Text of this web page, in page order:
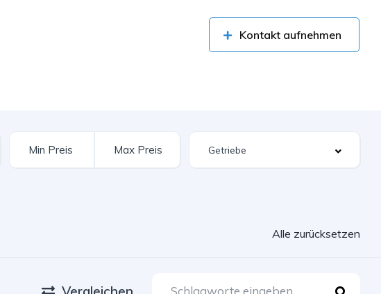
Kontakt aufnehmen
Alle zurücksetzen